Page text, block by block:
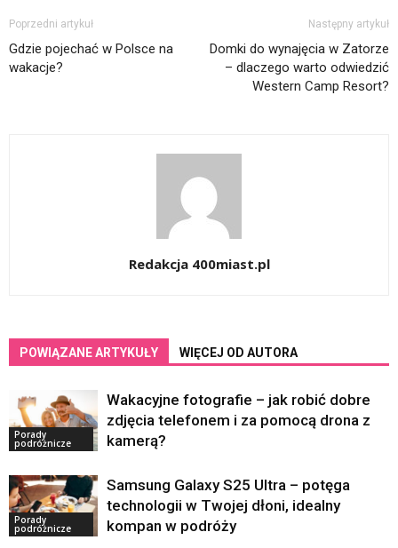
Poprzedni artykuł
Gdzie pojechać w Polsce na
wakacje?
Następny artykuł
Domki do wynajęcia w Zatorze
– dlaczego warto odwiedzić
Western Camp Resort?
Redakcja 400miast.pl
POWIĄZANE ARTYKUŁY WIĘCEJ OD AUTORA
Porady
podróżnicze
Wakacyjne fotografie – jak robić dobre
zdjęcia telefonem i za pomocą drona z
kamerą?
Porady
podróżnicze
Samsung Galaxy S25 Ultra – potęga
technologii w Twojej dłoni, idealny
kompan w podróży